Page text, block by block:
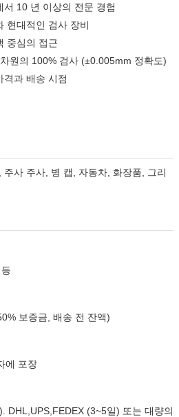
제출
10 년 이상의 전문 경험
현대적인 검사 장비
중심의 접근
원의 100% 검사 (±0.005mm 정확도)
격과 배송 시점
사 주사, 병 캡, 자동차, 화장품, 그리
보증금, 배송 전 잔액)
에 포장
DHL,UPS,FEDEX (3~5일) 또는 대량의